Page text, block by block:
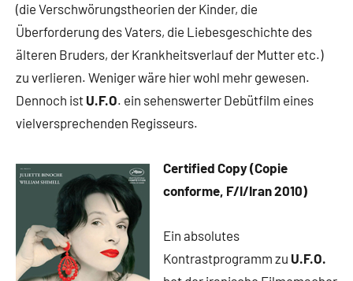
(die Verschwörungstheorien der Kinder, die
Überforderung des Vaters, die Liebesgeschichte des
älteren Bruders, der Krankheitsverlauf der Mutter etc.)
zu verlieren. Weniger wäre hier wohl mehr gewesen.
Dennoch ist U.F.O. ein sehenswerter Debütfilm eines
vielversprechenden Regisseurs.
Certified Copy (Copie
conforme, F/I/Iran 2010)
Ein absolutes
Kontrastprogramm zu U.F.O.